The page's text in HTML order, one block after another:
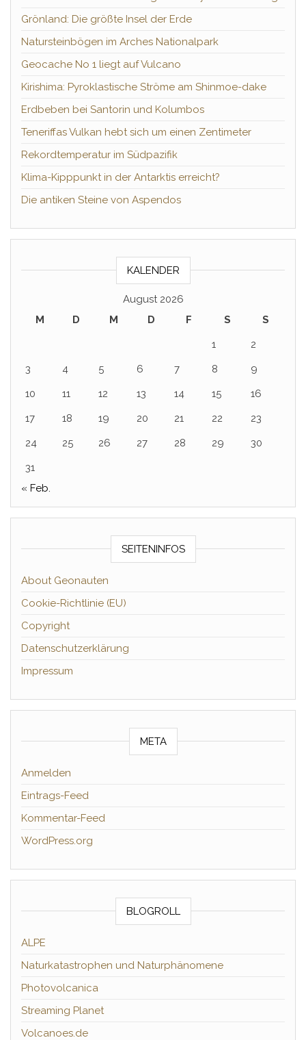
Grönland: Die größte Insel der Erde
Natursteinbögen im Arches Nationalpark
Geocache No 1 liegt auf Vulcano
Kirishima: Pyroklastische Ströme am Shinmoe-dake
Erdbeben bei Santorin und Kolumbos
Teneriffas Vulkan hebt sich um einen Zentimeter
Rekordtemperatur im Südpazifik
Klima-Kipppunkt in der Antarktis erreicht?
Die antiken Steine von Aspendos
KALENDER
August 2026
M
D M D F S
S
1
2
3
4 5 6 7 8
9
10
11 12 13 14 15
16
17
18 19 20 21 22
23
24
25 26 27 28 29
30
31
« Feb.
SEITENINFOS
About Geonauten
Cookie-Richtlinie (EU)
Copyright
Datenschutzerklärung
Impressum
META
Anmelden
Eintrags-Feed
Kommentar-Feed
WordPress.org
BLOGROLL
ALPE
Naturkatastrophen und Naturphänomene
Photovolcanica
Streaming Planet
Volcanoes.de